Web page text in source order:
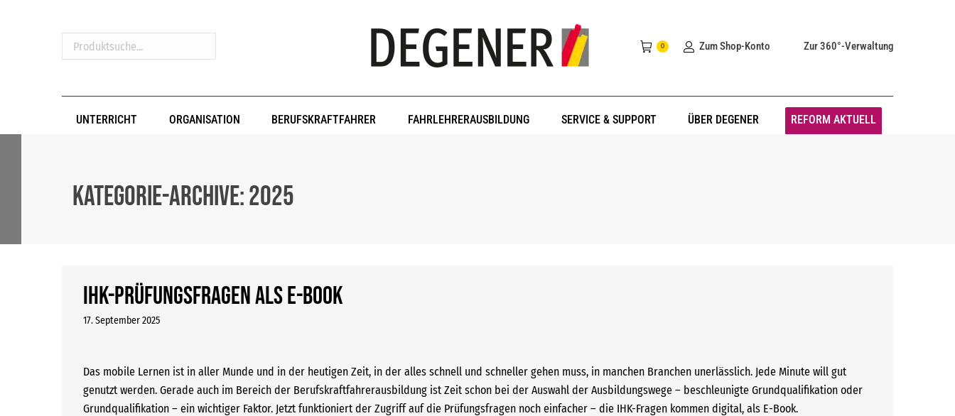
Produktsuche...
0 Zum Shop-Konto Zur 360°-Verwaltung
UNTERRICHT ORGANISATION BERUFSKRAFTFAHRER FAHRLEHRERAUSBILDUNG SERVICE & SUPPORT ÜBER DEGENER REFORM AKTUELL
Kategorie-Archive:2025
IHK-Prüfungsfragen als E-Book
17. September 2025
Das mobile Lernen ist in aller Munde und in der heutigen Zeit, in der alles schnell und schneller gehen muss, in manchen Branchen unerlässlich. Jede Minute will gut
genutzt werden. Gerade auch im Bereich der Berufskraftfahrerausbildung ist Zeit schon bei der Auswahl der Ausbildungswege – beschleunigte Grundqualifikation oder
Grundqualifikation – ein wichtiger Faktor. Jetzt funktioniert der Zugriff auf die Prüfungsfragen noch einfacher – die IHK-Fragen kommen digital, als E-Book.